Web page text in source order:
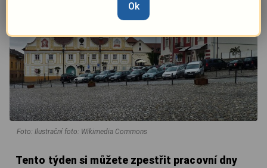
Foto: Ilustrační foto: Wikimedia Commons
Tento týden si můžete zpestřit pracovní dny
Ok